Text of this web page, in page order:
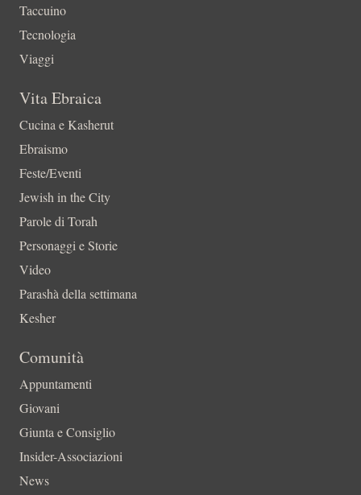
Taccuino
Tecnologia
Viaggi
Vita Ebraica
Cucina e Kasherut
Ebraismo
Feste/Eventi
Jewish in the City
Parole di Torah
Personaggi e Storie
Video
Parashà della settimana
Kesher
Comunità
Appuntamenti
Giovani
Giunta e Consiglio
Insider-Associazioni
News